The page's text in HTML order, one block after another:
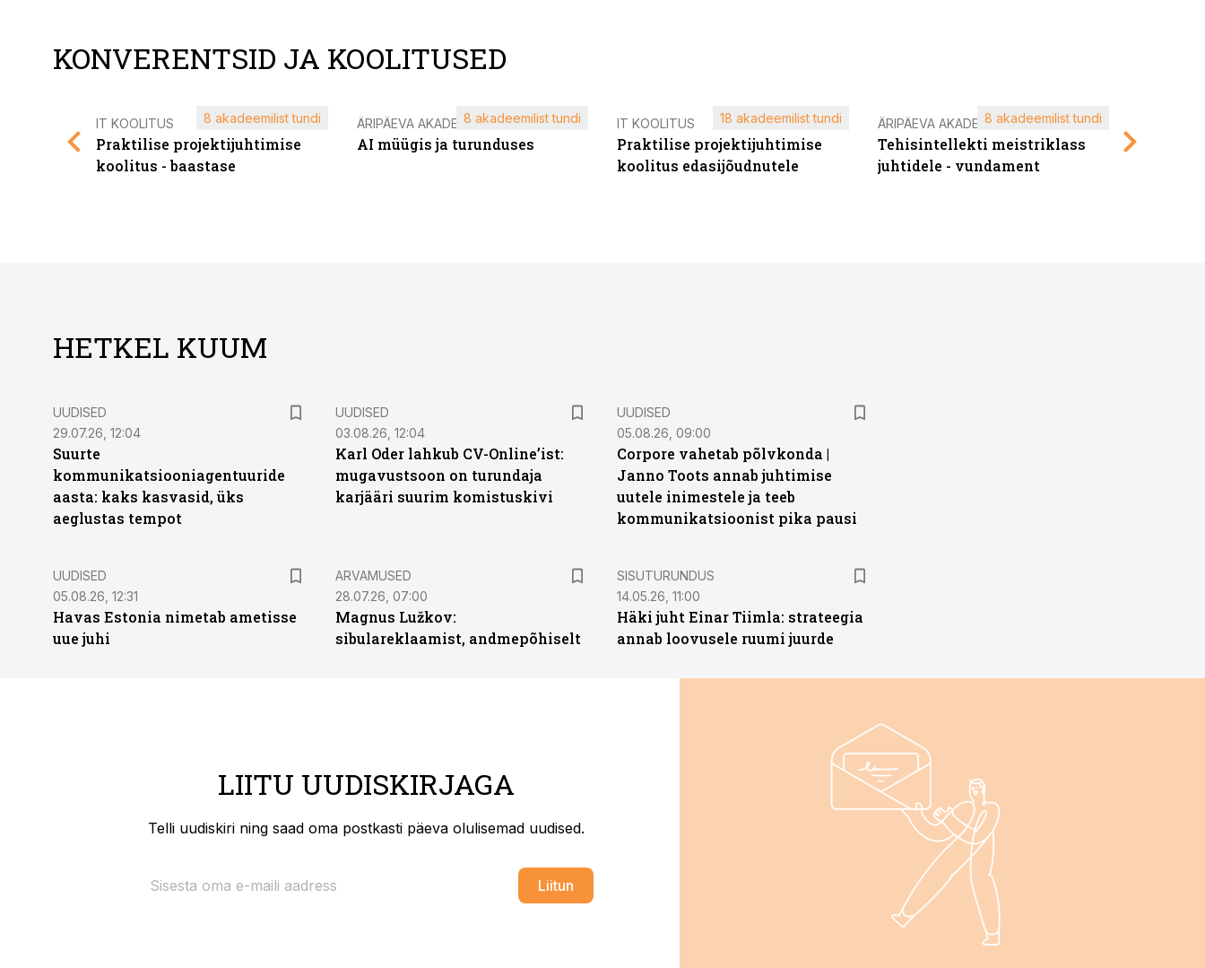
KONVERENTSID JA KOOLITUSED
IT KOOLITUS
Praktilise projektijuhtimise
koolitus - baastase
8 akadeemilist tundi ÄRIPÄEVA AKADEEMIA
AI müügis ja turunduses
8 akadeemilist tundi IT KOOLITUS
Praktilise projektijuhtimise
koolitus edasijõudnutele
18 akadeemilist tundi ÄRIPÄEVA AKADEEMIA
Tehisintellekti meistriklass
juhtidele - vundament
8 akadeemilist tundi
HETKEL KUUM
UUDISED
29.07.26, 12:04
Suurte
kommunikatsiooniagentuuride
aasta: kaks kasvasid, üks
aeglustas tempot
UUDISED
03.08.26, 12:04
Karl Oder lahkub CV-Online’ist:
mugavustsoon on turundaja
karjääri suurim komistuskivi
UUDISED
05.08.26, 09:00
Corpore vahetab põlvkonda |
Janno Toots annab juhtimise
uutele inimestele ja teeb
kommunikatsioonist pika pausi
UUDISED
05.08.26, 12:31
Havas Estonia nimetab ametisse
uue juhi
ARVAMUSED
28.07.26, 07:00
Magnus Lužkov:
sibulareklaamist, andmepõhiselt
ST
SISUTURUNDUS
14.05.26, 11:00
Häki juht Einar Tiimla: strateegia
annab loovusele ruumi juurde
LIITU UUDISKIRJAGA
Telli uudiskiri ning saad oma postkasti päeva olulisemad uudised.
Liitun